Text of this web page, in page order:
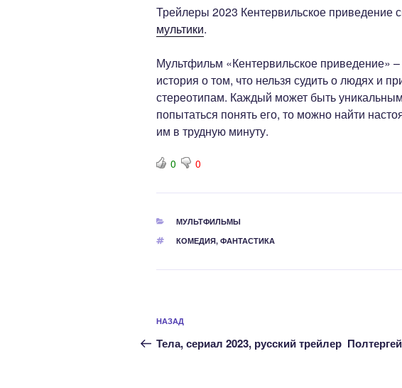
Трейлеры 2023 Кентервильское приведение
мультики.
Мультфильм «Кентервильское приведение» –
история о том, что нельзя судить о людях и
стереотипам. Каждый может быть
попытаться понять его, то можно найти
им в трудную минуту.
0 0
РУБРИКИ
МУЛЬТФИЛЬМЫ
МЕТКИ
КОМЕДИЯ, ФАНТАСТИКА
Навигация
по
Предыдущая
запись:
НАЗАД
Тела, сериал 2023, русский трейлер